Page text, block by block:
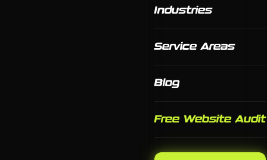
Industries
Service Areas
Blog
Free Website Audit